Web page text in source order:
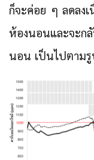
ก็จะค่อย ๆ ลดลงเ
ห้องนอนและจะก
นอน เป็นไปตาม